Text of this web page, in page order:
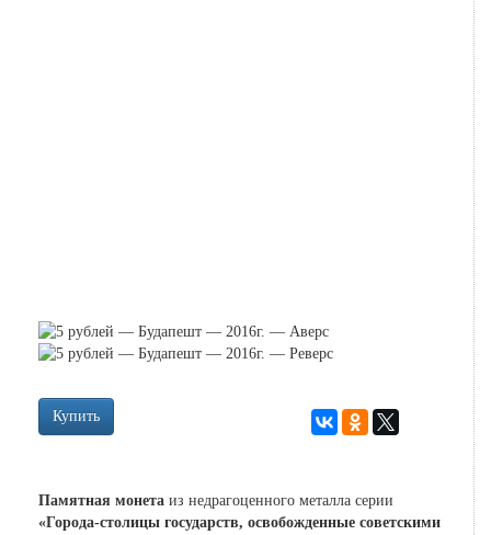
Купить
Памятная монета из недрагоценного металла серии
«Города-столицы государств, освобожденные советскими